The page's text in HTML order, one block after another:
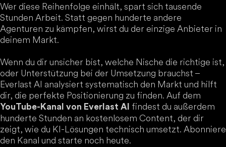
Wer diese Reihenfolge einhält, spart sich tausende
Stunden Arbeit. Statt gegen hunderte andere
Agenturen zu kämpfen, wirst du der einzige Anbieter in
deinem Markt.
Wenn du dir unsicher bist, welche Nische die richtige ist,
oder Unterstützung bei der Umsetzung brauchst –
Everlast AI analysiert systematisch den Markt und hilft
dir, die perfekte Positionierung zu finden. Auf dem
YouTube-Kanal von Everlast AI
findest du außerdem
hunderte Stunden an kostenlosem Content, der dir
zeigt, wie du KI-Lösungen technisch umsetzt. Abonniere
den Kanal und starte noch heute.